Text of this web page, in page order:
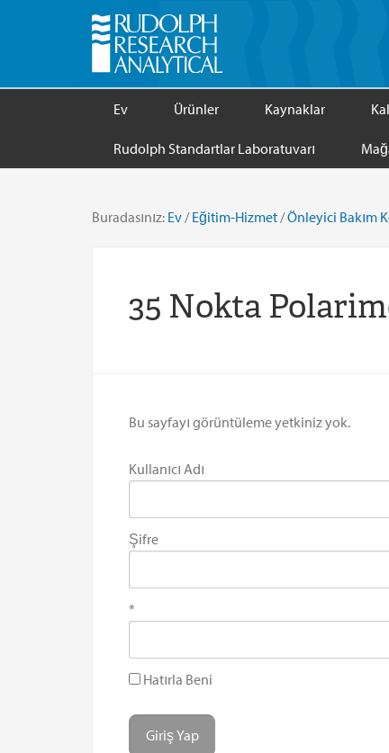
Ev Ürünler Kaynaklar
Rudolph Standartlar Laboratuvarı
Buradasınız: Ev / Eğitim-Hizmet /Önleyici Bakım
35 Nokta
Bu sayfayı görüntüleme yetkiniz yok.
Kullanıcı Adı
Şifre
*
Hatırla Beni